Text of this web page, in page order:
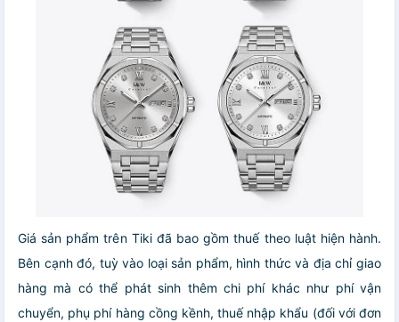
Giá sản phẩm trên Tiki đã bao gồm thuế theo luật hiện hành.
Bên cạnh đó, tuỳ vào loại sản phẩm, hình thức và địa chỉ giao
hàng mà có thể phát sinh thêm chi phí khác như phí vận
chuyển, phụ phí hàng cồng kềnh, thuế nhập khẩu (đối với đơn